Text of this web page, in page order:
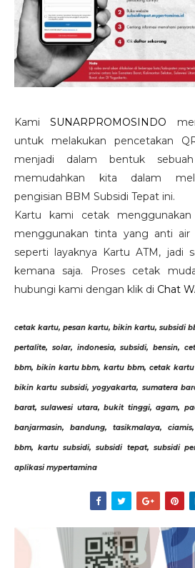
KamiSUNARPROMOSINDO
untuk melakukan pencetakan
menjadi dalam bentuk
memudahkan kita dalam
pengisian BBM Subsidi Tepat ini.
Kartu kami cetak
menggunakan tinta yang anti air
seperti layaknya Kartu ATM, jadi
kemana saja. Proses cetak
hubungi kami dengan klik di Chat
cetak kartu, pesan kartu, bikin kartu, subsidi
pertalite, solar, indonesia, subsidi, bensin,
bbm, bikin kartu bbm, kartu bbm, cetak kartu
bikin kartu subsidi, yogyakarta, sumatera
barat, sulawesi utara, bukit tinggi, agam,
banjarmasin, bandung, tasikmalaya,
bbm, kartu subsidi, subsidi tepat, subsidi
aplikasi mypertamina